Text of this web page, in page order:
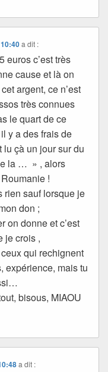
a dit :
euros c’est très
cause et là on
argent, ce n’est
très connues
le quart de ce
y a des frais de
lu çà un jour sur du
la … » , alors
!
rien sauf lorsque je
don ;
on donne et c’est
je crois ,
qui rechignent
expérience, mais tu
bisous, MIAOU
a dit :